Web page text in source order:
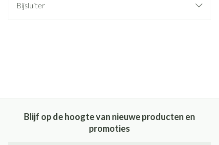
Bijsluiter
Blijf op de hoogte van nieuwe producten en
promoties